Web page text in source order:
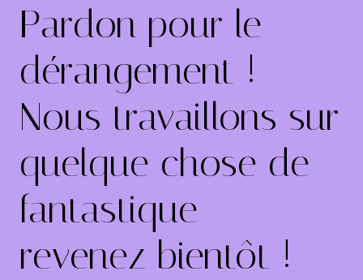
Pardon pour le
dérangement !
Nous travaillons sur
quelque chose de
fantastique –
revenez bientôt !